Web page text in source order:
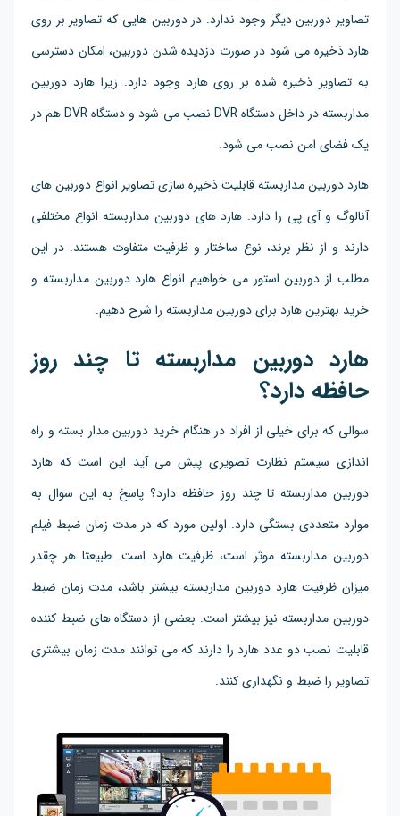
تصاویر دوربین دیگر وجود ندارد. در دوربین هایی که تصاویر بر روی
هارد ذخیره می شود در صورت دزدیده شدن دوربین، امکان دسترسی
به تصاویر ذخیره شده بر روی هارد وجود دارد. زیرا هارد دوربین
مداربسته در داخل دستگاه DVR نصب می شود و دستگاه DVR هم در
یک فضای امن نصب می شود.
هارد دوربین مداربسته قابلیت ذخیره سازی تصاویر انواع دوربین های
آنالوگ و آی پی را دارد. هارد های دوربین مداربسته انواع مختلفی
دارند و از نظر برند، نوع ساختار و ظرفیت متفاوت هستند. در این
مطلب از دوربین استور می خواهیم انواع هارد دوربین مداربسته و
خرید بهترین هارد برای دوربین مداربسته را شرح دهیم.
هارد دوربین مداربسته تا چند روز
حافظه دارد؟
سوالی که برای خیلی از افراد در هنگام خرید دوربین مدار بسته و راه
اندازی سیستم نظارت تصویری پیش می آید این است که هارد
دوربین مداربسته تا چند روز حافظه دارد؟ پاسخ به این سوال به
موارد متعددی بستگی دارد. اولین مورد که در مدت زمان ضبط فیلم
دوربین مداربسته موثر است، ظرفیت هارد است. طبیعتا هر چقدر
میزان ظرفیت هارد دوربین مداربسته بیشتر باشد، مدت زمان ضبط
دوربین مداربسته نیز بیشتر است. بعضی از دستگاه های ضبط کننده
قابلیت نصب دو عدد هارد را دارند که می توانند مدت زمان بیشتری
تصاویر را ضبط و نگهداری کنند.